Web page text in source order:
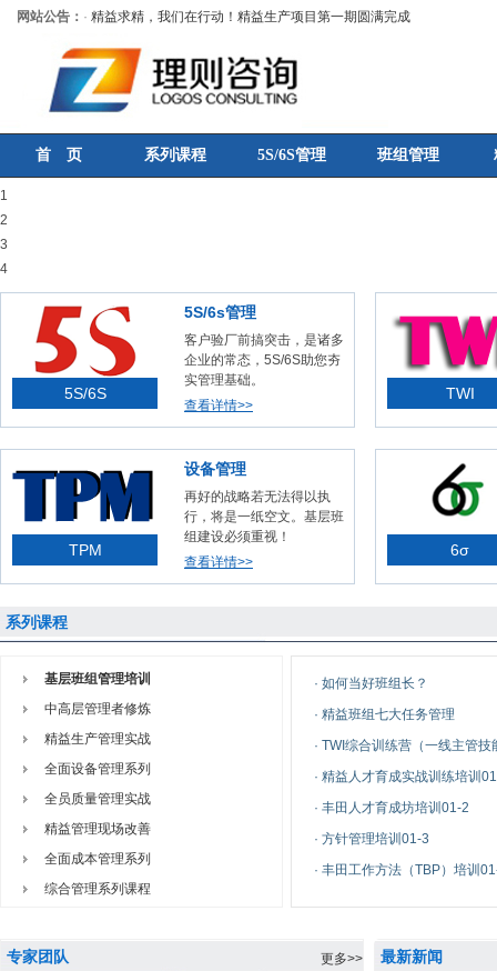
网站公告： · 精益求精，我们在行动！精益生产项目第一期圆满完成
首 页 系列课程 5S/6S管理 班组管理
1
2
3
4
5S/6S
5S/6s管理
客户验厂前搞突击，是诸多
企业的常态，5S/6S助您夯
实管理基础。
查看详情>>
TWI
TPM
设备管理
再好的战略若无法得以执
行，将是一纸空文。基层班
组建设必须重视！
查看详情>>
6σ
系列课程
基层班组管理培训
中高层管理者修炼
精益生产管理实战
全面设备管理系列
全员质量管理实战
精益管理现场改善
全面成本管理系列
综合管理系列课程
· 如何当好班组长？
· 精益班组七大任务管理
· TWI综合训练营（一线主管技
· 精益人才育成实战训练培训
· 丰田人才育成坊培训01-2
· 方针管理培训01-3
· 丰田工作方法（TBP）培训
专家团队 更多>> 最新新闻